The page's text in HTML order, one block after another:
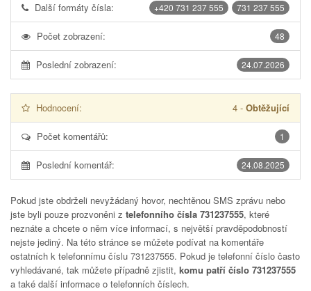
731 237 555
+420 731 237 555
Další formáty čísla:
48
Počet zobrazení:
24.07.2026
Poslední zobrazení:
Hodnocení: 4 - Obtěžující
1
Počet komentářů:
24.08.2025
Poslední komentář:
Pokud jste obdrželi nevyžádaný hovor, nechtěnou SMS zprávu nebo
jste byli pouze prozvoněni z telefonního čísla 731237555, které
neznáte a chcete o něm více informací, s největší pravděpodobností
nejste jediný. Na této stránce se můžete podívat na komentáře
ostatních k telefonnímu číslu 731237555. Pokud je telefonní číslo často
vyhledávané, tak můžete případně zjistit, komu patří číslo 731237555
a také další informace o telefonních číslech.